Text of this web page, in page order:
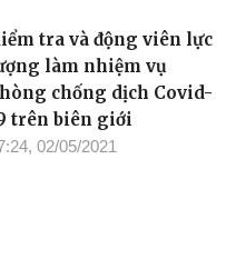
tra và động viên lực
làm nhiệm vụ
chống dịch Covid-
trên biên giới
02/05/2021